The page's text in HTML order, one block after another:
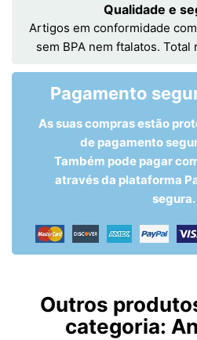
Qualidade e
Artigos em conformidade
sem BPA nem ftalatos.
Pagamento
As suas compras estão
de pagamento
Também pode pagar
através da plataforma
segura.
Outros
categoria: